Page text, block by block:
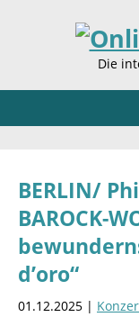
Die
BERLIN/
BAROCK-
d’oro“
01.12.2025 |